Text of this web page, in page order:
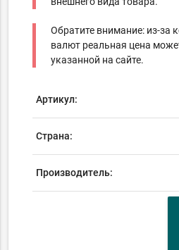
Обратите внимание: из-за
валют реальная цена
указанной на сайте.
Артикул:
Страна:
Производитель: